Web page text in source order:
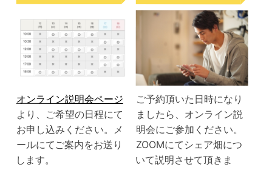
オンライン説明会ページ
より、ご希望の日程にて
お申し込みください。メ
ールにてご案内をお送り
します。
ご予約頂いた日時になり
ましたら、オンライン説
明会にご参加ください。
ZOOMにてシェア畑につ
いて説明させて頂きま